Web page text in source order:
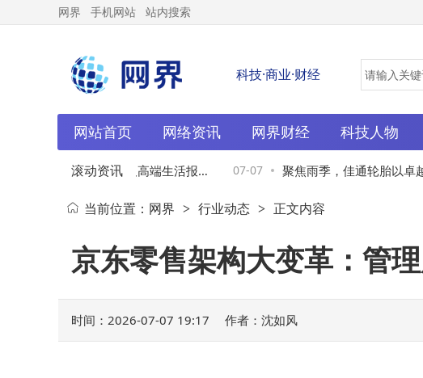
网界 手机网站 站内搜索
科技·商业·财经
网站首页 网络资讯 网界财经 科技人物
滚动资讯
《2026年全球财富及高端生活报 07-07 聚焦雨季，佳通轮胎以卓越
杂路况
当前位置： 网界 > 行业动态 > 正文内容
京东零售架构大变革：管
时间：2026-07-07 19:17 作者：沈如风